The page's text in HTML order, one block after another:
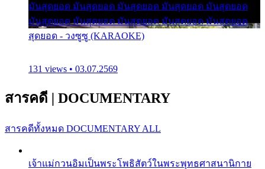
มันสุดยอด มันสุดยอด มันสุดยอด มันสุดยอด มันสุดยอด
มันสุดยอด มันสุดยอด มันสุดยอด มันสุดยอด มันสุดยอด
สุดยอด - วงซูซู (KARAOKE)
131 views • 03.07.2569
สารคดี | DOCUMENTARY
สารคดีทั้งหมด DOCUMENTARY ALL
เจ้าแม่กวนอิมเป็นพระโพธิสัตว์ในพระพุทธศาสนานิกาย